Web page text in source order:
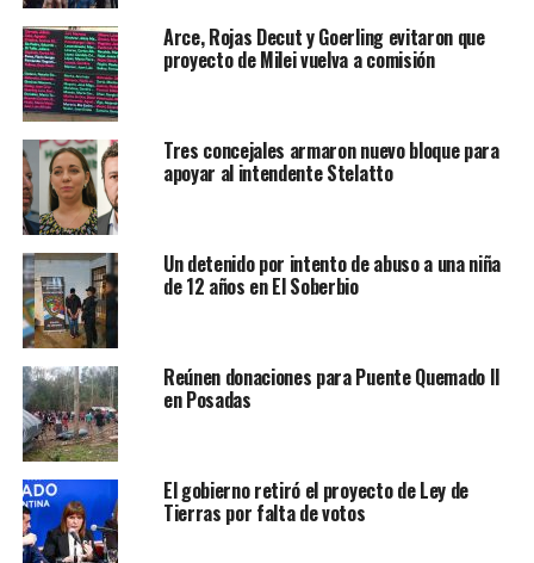
Arce, Rojas Decut y Goerling evitaron que
proyecto de Milei vuelva a comisión
Tres concejales armaron nuevo bloque para
apoyar al intendente Stelatto
Un detenido por intento de abuso a una niña
de 12 años en El Soberbio
Reúnen donaciones para Puente Quemado II
en Posadas
El gobierno retiró el proyecto de Ley de
Tierras por falta de votos